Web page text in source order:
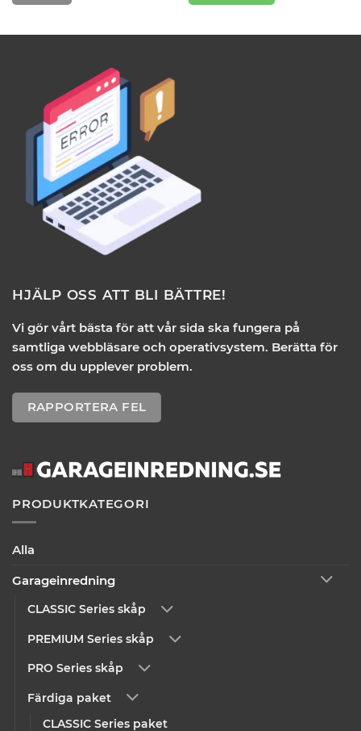
HJÄLP OSS ATT BLI BÄTTRE!
Vi gör vårt bästa för att vår sida ska fungera på
samtliga webbläsare och operativsystem. Berätta för
oss om du upplever problem.
RAPPORTERA FEL
PRODUKTKATEGORI
Alla
Garageinredning
CLASSIC Series skåp
PREMIUM Series skåp
PRO Series skåp
Färdiga paket
CLASSIC Series paket